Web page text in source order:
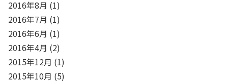
2016年8月 (1)
2016年7月 (1)
2016年6月 (1)
2016年4月 (2)
2015年12月 (1)
2015年10月 (5)